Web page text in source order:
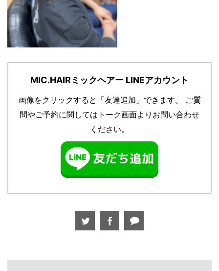
MIC.HAIRミックヘアー LINEアカウント
画像をクリックすると「友達追加」できます。
ご質
問やご予約に関してはトーク画面よりお問い合わせ
ください。